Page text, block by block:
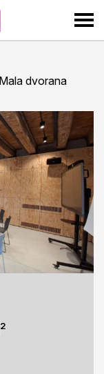
Mala dvorana
2